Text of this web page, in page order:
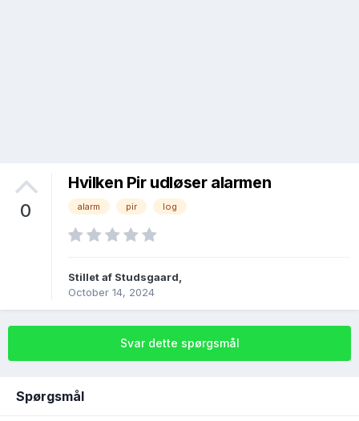
0
Hvilken Pir udløser alarmen
alarm pir log
Stillet af Studsgaard,
October 14, 2024
Svar dette spørgsmål
Spørgsmål